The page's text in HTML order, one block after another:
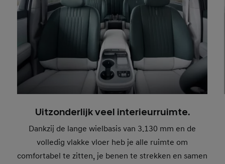
Uitzonderlijk veel interieurruimte.
Dankzij de lange wielbasis van 3.130 mm en de
volledig vlakke vloer heb je alle ruimte om
comfortabel te zitten, je benen te strekken en samen